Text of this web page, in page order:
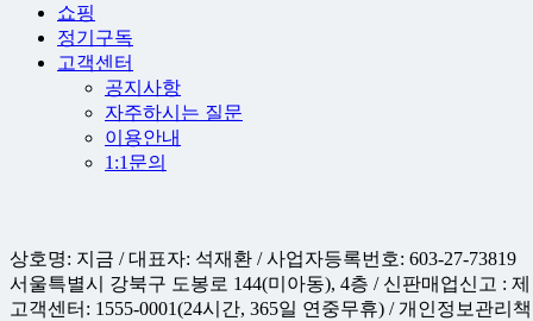
쇼핑
정기구독
고객센터
공지사항
자주하시는 질문
이용안내
1:1문의
상호명: 지금 / 대표자: 석재환 / 사업자등록번호: 603-27-73819
서울특별시 강북구 도봉로 144(미아동), 4층 / 신판매업신고 :
고객센터: 1555-0001(24시간, 365일 연중무휴) / 개인정보관리